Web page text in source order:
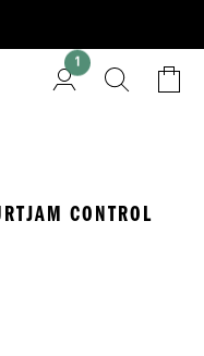
1
CONTROL